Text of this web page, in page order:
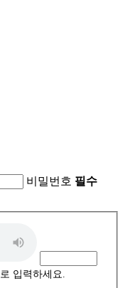
비밀번호 필수
입력하세요.